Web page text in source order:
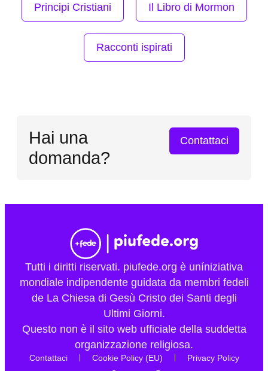
Principi Cristiani Il Libro di Mormon
Racconti ispirati
Hai una
domanda?
Contattaci
Tutti i diritti riservati. piufede.org è uníniziativa
mondiale indipendente guidata da membri fedeli
de La Chiesa di Gesù Cristo dei Santi degli
Ultimi Giorni.
Questo non è il sito web ufficiale della suddetta
organizzazione religiosa.
Contattaci Cookie Policy (EU) Privacy Policy